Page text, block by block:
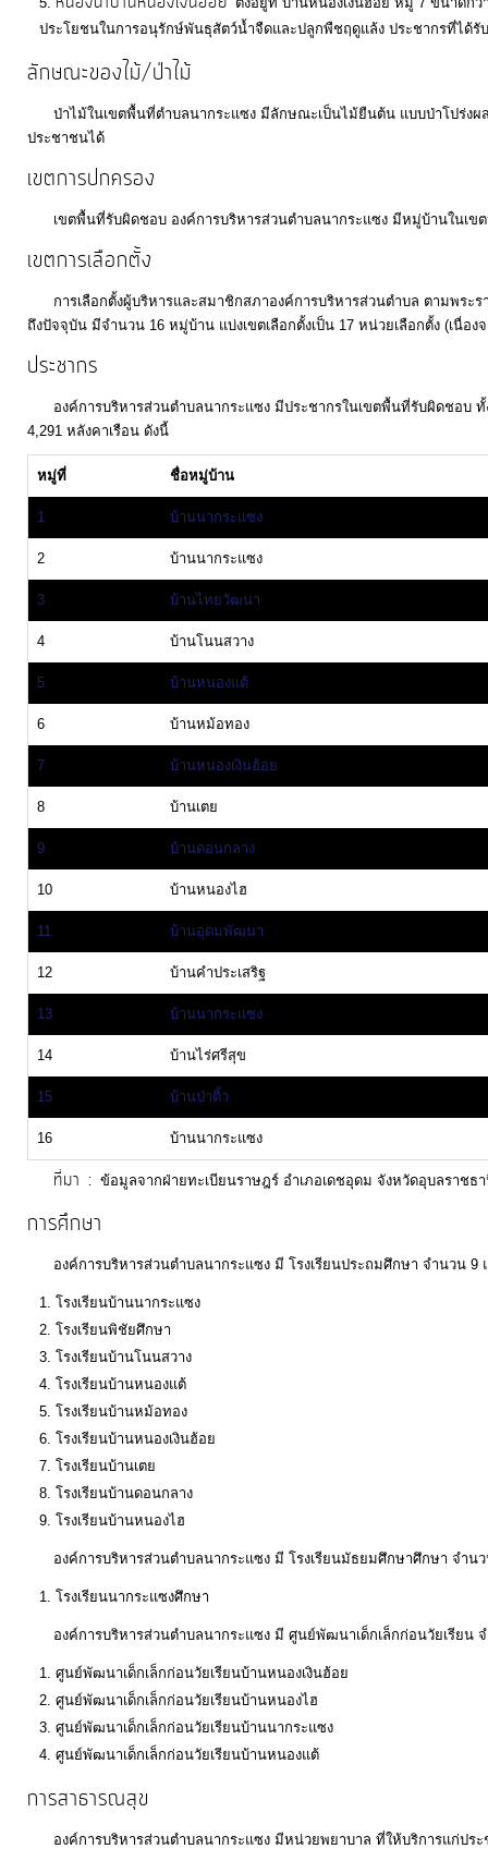
ป้องกัน
การ
ทุจริต
มาตรการ
ภายใน
การ
ทุจริต
การ
ส่ง
เสริม
ความ
โปร่งใส
ท้อง
ถิ่น
ของ
เรา
ข้อมูล
การ
ติดต่อ
ประโยชนในการอนุรักษ์พันธุสัตว์น้ำจืดและปลูกพืชฤดูแล้ง ประชากรที่ได้รั
ลักษณะของไม้/ป่าไม้
ป่าไม้ในเขตพื้นที่ตำบลนากระแซง มีลักษณะเป็นไม้ยืนต้น แบบป่าโปร่งผ
ประชาชนได้
เขตการปกครอง
เขตพื้นที่รับผิดชอบ องค์การบริหารส่วนตำบลนากระแซง มีหมู่บ้านในเข
เขตการเลือกตั้ง
การเลือกตั้งผู้บริหารและสมาชิกสภาองค์การบริหารส่วนตำบล ตามพระ
ถึงปัจจุบัน มีจำนวน 16 หมู่บ้าน แบ่งเขตเลือกตั้งเป็น 17 หน่วยเลือกตั้ง (เนื่อ
ประชากร
องค์การบริหารส่วนตำบลนากระแซง มีประชากรในเขตพื้นที่รับผิดชอบ
4,291 หลังคาเรือน ดังนี้
หมู่ที่ ชื่อหมู่บ้าน
1 บ้านนากระแซง
2 บ้านนากระแซง
3 บ้านไทยวัฒนา
4 บ้านโนนสวาง
5 บ้านหนองแต้
6 บ้านหม้อทอง
7 บ้านหนองเงินฮ้อย
8 บ้านเตย
9 บ้านดอนกลาง
10 บ้านหนองไฮ
11 บ้านอุดมพัฒนา
12 บ้านคำประเสริฐ
13 บ้านนากระแซง
14 บ้านไร่ศรีสุข
15 บ้านป่าติ้ว
16 บ้านนากระแซง
ที่มา : ข้อมูลจากฝ่ายทะเบียนราษฎร์ อำเภอเดชอุดม จังหวัดอุบลราช
การศึกษา
องค์การบริหารส่วนตำบลนากระแซง มี โรงเรียนประถมศึกษา จำนวน 9
โรงเรียนบ้านนากระแซง
โรงเรียนพิชัยศึกษา
โรงเรียนบ้านโนนสวาง
โรงเรียนบ้านหนองแต้
โรงเรียนบ้านหม้อทอง
โรงเรียนบ้านหนองเงินฮ้อย
โรงเรียนบ้านเตย
โรงเรียนบ้านดอนกลาง
โรงเรียนบ้านหนองไฮ
องค์การบริหารส่วนตำบลนากระแซง มี โรงเรียนมัธยมศึกษาศึกษา จำนว
โรงเรียนนากระแซงศึกษา
องค์การบริหารส่วนตำบลนากระแซง มี ศูนย์พัฒนาเด็กเล็กก่อนวัยเรียน
ศูนย์พัฒนาเด็กเล็กก่อนวัยเรียนบ้านหนองเงินฮ้อย
ศูนย์พัฒนาเด็กเล็กก่อนวัยเรียนบ้านหนองไฮ
ศูนย์พัฒนาเด็กเล็กก่อนวัยเรียนบ้านนากระแซง
ศูนย์พัฒนาเด็กเล็กก่อนวัยเรียนบ้านหนองแต้
การสาธารณสุข
องค์การบริหารส่วนตำบลนากระแซง มีหน่วยพยาบาล ที่ให้บริการแก่ปร